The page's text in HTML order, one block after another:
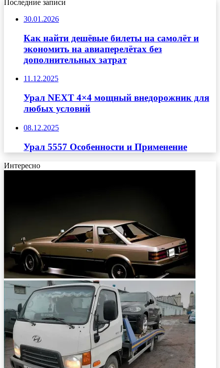
Последние записи
30.01.2026
Как найти дешёвые билеты на самолёт и
экономить на авиаперелётах без
дополнительных затрат
11.12.2025
Урал NEXT 4×4 мощный внедорожник для
любых условий
08.12.2025
Урал 5557 Особенности и Применение
Интересно